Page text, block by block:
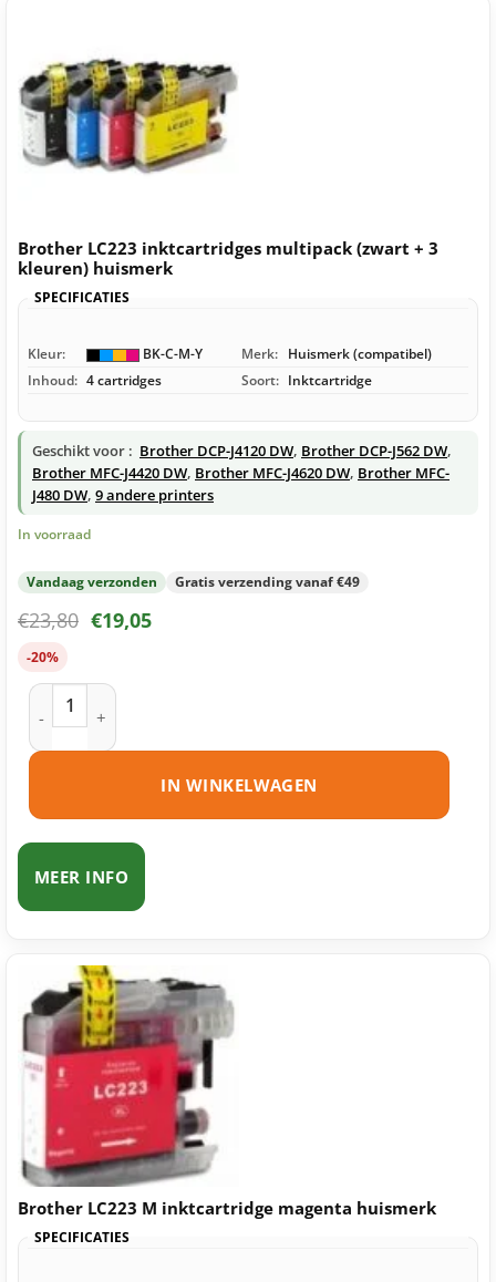
Brother LC223 inktcartridges multipack (zwart + 3
kleuren) huismerk
SPECIFICATIES
Kleur: BK-C-M-Y Merk: Huismerk (compatibel)
Inhoud: 4 cartridges Soort: Inktcartridge
Geschikt voor : Brother DCP-J4120 DW, Brother DCP-J562 DW,
Brother MFC-J4420 DW, Brother MFC-J4620 DW, Brother MFC-
J480 DW, 9 andere printers
In voorraad
Vandaag verzonden Gratis verzending vanaf €49
€23,80 €19,05
-20%
Brother LC223 inktcartridges multipack (zwart + 3 kleuren)
IN WINKELWAGEN
MEER INFO
Brother LC223 M inktcartridge magenta huismerk
SPECIFICATIES